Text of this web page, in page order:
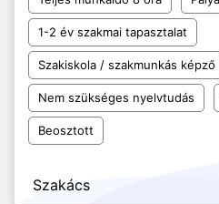
1-2 év szakmai tapasztalat
Szakiskola / szakmunkás képző
Nem szükséges nyelvtudás
Beosztott
Szakács